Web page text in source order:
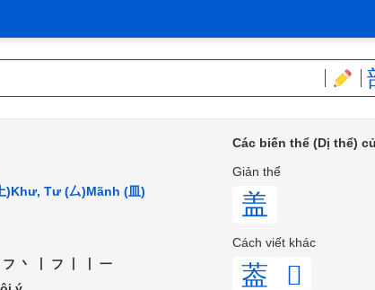
)Khư, Tư (厶)Mãnh (皿)
丶丨フ丨丨一
Các biến thể (Dị thể)
Giản thể
盖
Cách viết khác
葢 𤇙